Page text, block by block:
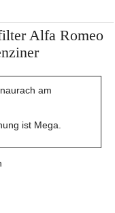
Alfa Romeo
am
ist Mega.